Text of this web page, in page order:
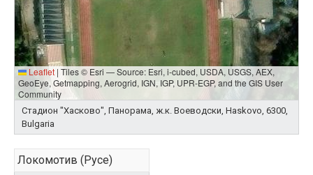
Leaflet | Tiles © Esri — Source: Esri, i-cubed, USDA, USGS, AEX,
GeoEye, Getmapping, Aerogrid, IGN, IGP, UPR-EGP, and the GIS User
Community
Стадион "Хасково", Панорама, ж.к. Воеводски, Haskovo, 6300,
Bulgaria
Локомотив (Русе)